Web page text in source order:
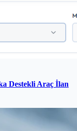
Destekli Araç İlan